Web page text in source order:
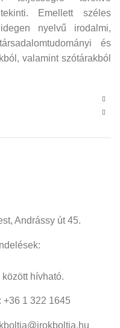
Emellett széles
nyelvű irodalmi,
és
valamint szótárakból
Andrássy út 45.
hívható.
+36 1 322 1645